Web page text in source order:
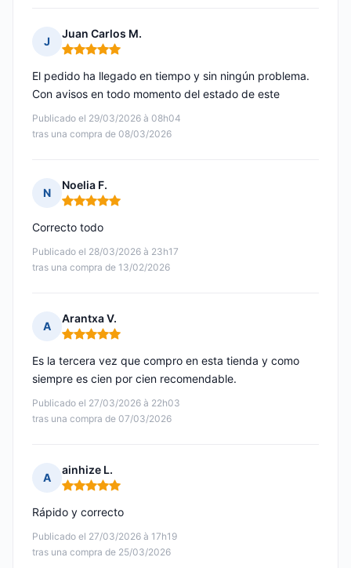
J
Juan Carlos M.
Nota: 5 de 5
Publicado el 29/03/2026 à 08h04
tras una compra de 08/03/2026
El pedido ha llegado en tiempo y sin ningún problema.
Con avisos en todo momento del estado de este
N
Noelia F.
Nota: 5 de 5
Publicado el 28/03/2026 à 23h17
tras una compra de 13/02/2026
Correcto todo
A
Arantxa V.
Nota: 5 de 5
Publicado el 27/03/2026 à 22h03
tras una compra de 07/03/2026
Es la tercera vez que compro en esta tienda y como
siempre es cien por cien recomendable.
A
ainhize L.
Nota: 5 de 5
Publicado el 27/03/2026 à 17h19
tras una compra de 25/03/2026
Rápido y correcto